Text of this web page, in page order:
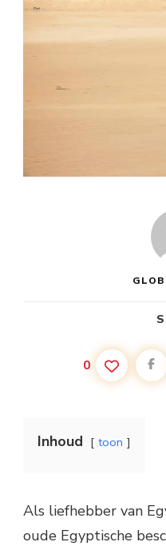
0
Inhoud toon
Als liefhebber van
oude Egyptische